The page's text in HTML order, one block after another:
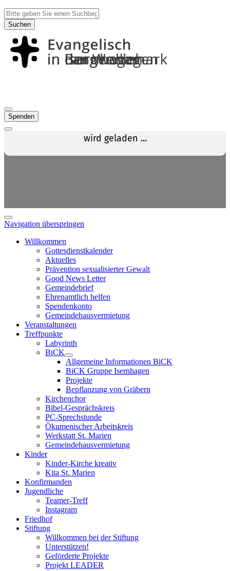
Suchen
Spenden
Navigation überspringen
Willkommen
Gottesdienstkalender
Aktuelles
Prävention sexualisierter Gewalt
Good News Letter
Gemeindebrief
Ehrenamtlich helfen
Spendenkonto
Gemeindehausvermietung
Veranstaltungen
Treffpunkte
Labyrinth
BiCK
Allgemeine Informationen BiCK
BiCK Gruppe Isernhagen
Projekte
Bepflanzung von Gräbern
Kirchenchor
Bibel-Gesprächskreis
PC-Sprechstunde
Ökumenischer Arbeitskreis
Werkstatt St. Marien
Gemeindehausvermietung
Kinder
Kinder-Kirche kreativ
Kita St. Marien
Konfirmanden
Jugendliche
Teamer-Treff
Instagram
Friedhof
Stiftung
Willkommen bei der Stiftung
Unterstützen!
Geförderte Projekte
Projekt LEADER